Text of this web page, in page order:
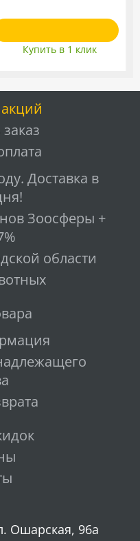
Купить в 1 клик
Доставка в
Зоосферы +
области
Ошарская, 96а